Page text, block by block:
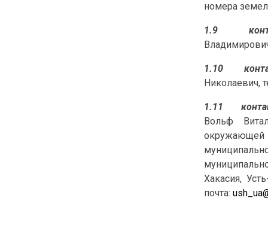
номера
1.9
1.10
Николаевич,
1.11
Вольф
окружающей
Хакасия,
почта: